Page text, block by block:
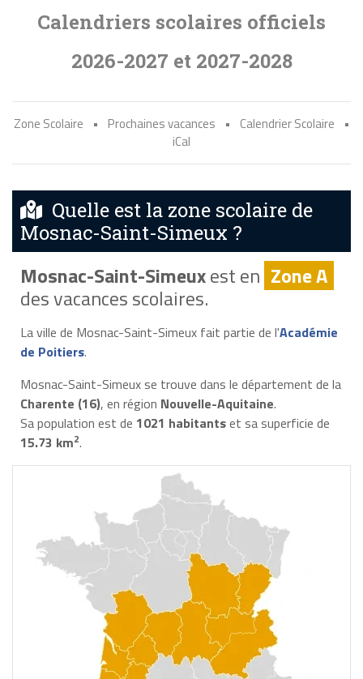
Calendriers scolaires officiels
2026-2027 et 2027-2028
Zone Scolaire • Prochaines vacances • Calendrier Scolaire
•
iCal
Quelle est la zone scolaire de
Mosnac-Saint-Simeux ?
Mosnac-Saint-Simeuxest en Zone A
des vacances scolaires.
La ville de Mosnac-Saint-Simeux fait partie de l'Académie
de Poitiers.
Mosnac-Saint-Simeux se trouve dans le département de la
Charente (16), en région Nouvelle-Aquitaine.
Sa population est de 1021 habitantset sa superficie de
15.73 km2.